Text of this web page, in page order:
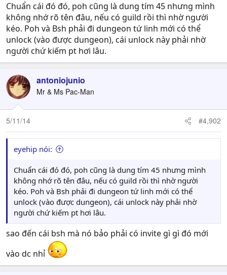
Chuẩn cái đó đó, poh cũng là dung tím 45 nhưng mình
không nhớ rõ tên đâu, nếu có guild rồi thì nhờ người
kéo. Poh và Bsh phải đi dungeon tứ linh mới có thể
unlock (vào được dungeon), cái unlock này phải nhờ
người chứ kiếm pt hơi lâu.
antoniojunio
Mr & Ms Pac-Man
5/11/14 #4,902
eyehip nói:
Chuẩn cái đó đó, poh cũng là dung tím 45 nhưng mình
không nhớ rõ tên đâu, nếu có guild rồi thì nhờ người
kéo. Poh và Bsh phải đi dungeon tứ linh mới có thể
unlock (vào được dungeon), cái unlock này phải nhờ
người chứ kiếm pt hơi lâu.
sao đến cái bsh mà nó bảo phải có invite gì gì đó mới
vào dc nhỉ